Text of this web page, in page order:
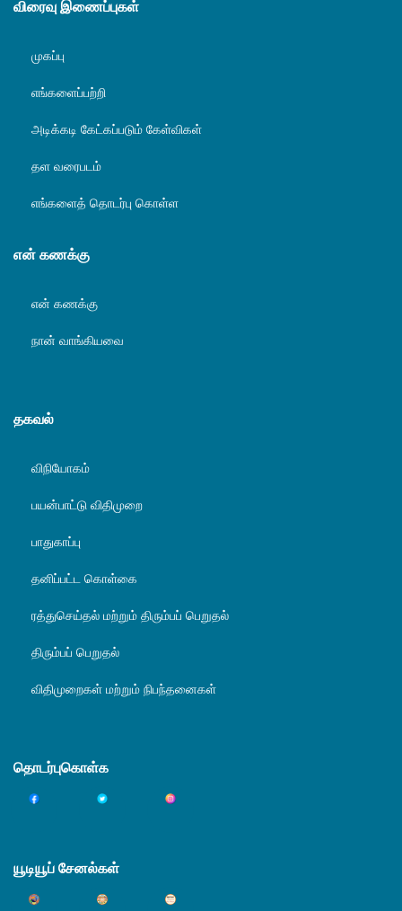
விரைவு இணைப்புகள்
முகப்பு
எங்களைப்பற்றி
அடிக்கடி கேட்கப்படும் கேள்விகள்
தள வரைபடம்
எங்களைத் தொடர்பு கொள்ள
என் கணக்கு
என் கணக்கு
நான் வாங்கியவை
தகவல்
விநியோகம்
பயன்பாட்டு விதிமுறை
பாதுகாப்பு
தனிப்பட்ட கொள்கை
ரத்துசெய்தல் மற்றும் திரும்பப் பெறுதல்
திரும்பப் பெறுதல்
விதிமுறைகள் மற்றும் நிபந்தனைகள்
தொடர்புகொள்க
யூடியூப் சேனல்கள்